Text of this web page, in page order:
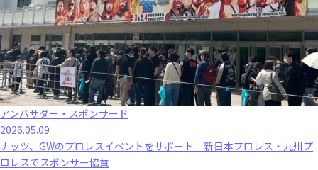
アンバサダー・スポンサード
2026.05.09
ナッツ、GWのプロレスイベントをサポート｜新日本プロレス・九州プ
ロレスでスポンサー協賛